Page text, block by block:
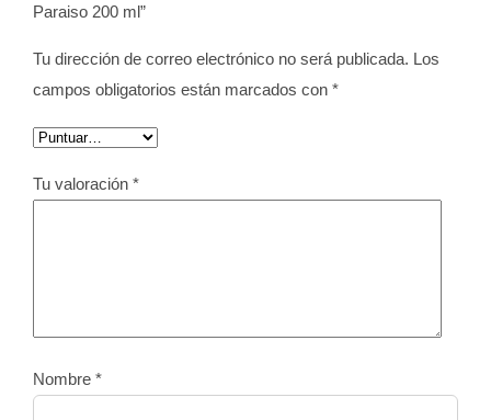
Paraiso 200 ml”
Tu dirección de correo electrónico no será publicada. Los
campos obligatorios están marcados con *
Tu valoración *
Nombre *